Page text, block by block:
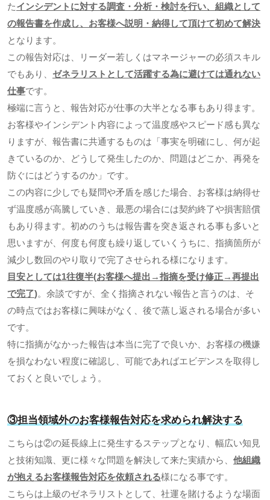
たインシデントに対する調査・分析・検討を行い、組織として
の報告書を作成し、お客様へ説明・納得して頂けて初めて解決
となります。
この報告対応は、リーダー若しくはマネージャーの必須スキル
でもあり、 ゼネラリストとして活躍する為に避けては通れない
仕事です。
極端に言うと、報告対応が仕事の大半となる事もあり得ます。
お客様やインシデント内容によって温度感やスピード感も異な
りますが、報告書に共通するものは「事実を明確にし、何が起
きているのか、どうして発生したのか、問題はどこか、再発を
防ぐにはどうするのか」です。
この内容に少しでも疑問や矛盾を感じた場合、お客様は納得せ
ず温度感が高騰していき、最悪の場合には契約終了や損害賠償
もあり得ます。初めのうちは報告書を突き返される事も多いと
思いますが、何度も何度も繰り返していくうちに、指摘箇所が
減少し数回のやり取りで完了させられる様になります。
目安としては1往復半(お客様へ提出→指摘を受け修正→再提出
で完了)。余談ですが、全く指摘されない報告と言うのは、そ
の時点ではお客様に興味がなく、後で蒸し返される場合が多い
です。
特に指摘がなかった報告は本当に完了で良いか、お客様の機嫌
を損なわない程度に確認し、可能であればエビデンスを取得し
ておくと良いでしょう。
③担当領域外のお客様報告対応を求められ解決する
こちらは②の延長線上に発生するステップとなり、幅広い知見
と技術知識、更に様々な問題を解決して来た実績から、 他組織
が抱えるお客様報告対応を依頼される様になる事です。
こちらは上級のゼネラリストとして、社運を賭けるような場面